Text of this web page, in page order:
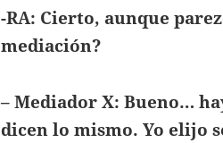
-RA: Cierto, aunque
mediación?
– Mediador X: Bueno…
dicen lo mismo. Yo elijo